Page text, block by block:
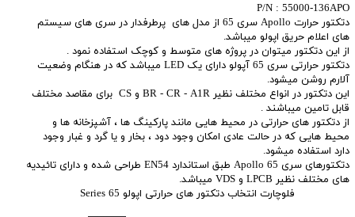
P/N : 55000-136APO
دتکتور حرارت Apollo سری 65 از مدل های پرطرفدار در سری های سیستم
های اعلام حریق اپولو میباشد.
از این دتکتور میتوان در پروژه های متوسط و کوچک استفاده نمود .
دتکتور حرارتی سری 65 آپولو دارای یک LED میباشد که در هنگام وضعیت
آلارم روشن میشود.
این دتکتور در انواع مختلف نظیر BR - CR - A1R و CS برای مقاصد مختلف
قابل تامین میباشند .
از دتکتور های حرارتی در محیط هایی مانند پارکینگ ها ، آشپزخانه ها و
محیط هایی که در حالت عادی امکان وجود دود ، بخار و یا گرد و غبار وجود
دارد استفاده میشود.
دتکتورهای سری 65 Apollo طبق استاندارد EN54 طراحی شده و دارای تائیدیه
های مختلف نظیر LPCB و VDS میباشد.
فلوچارت انتخاب دتکتور های حرارتی اپولو Series 65